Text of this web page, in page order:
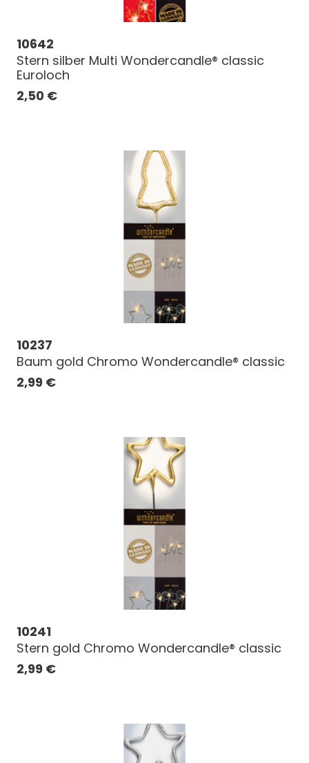
10642
Stern silber Multi Wondercandle® classic
Euroloch
2,50 €
10237
Baum gold Chromo Wondercandle® classic
2,99 €
10241
Stern gold Chromo Wondercandle® classic
2,99 €